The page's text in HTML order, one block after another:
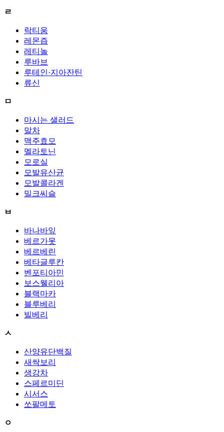
ㄹ
락티움
레몬즙
레티놀
루바브
루테인·지아잔틴
류신
ㅁ
마시는 샐러드
말차
맥주효모
멜라토닌
모로실
모발유산균
모발콜라겐
밀크씨슬
ㅂ
바나바잎
베르가못
베르베린
베타글루칸
벤포티아민
보스웰리아
블랙마카
블루베리
빌베리
ㅅ
산양유단백질
새싹보리
생강차
스페르미딘
시서스
쏘팔메토
ㅇ